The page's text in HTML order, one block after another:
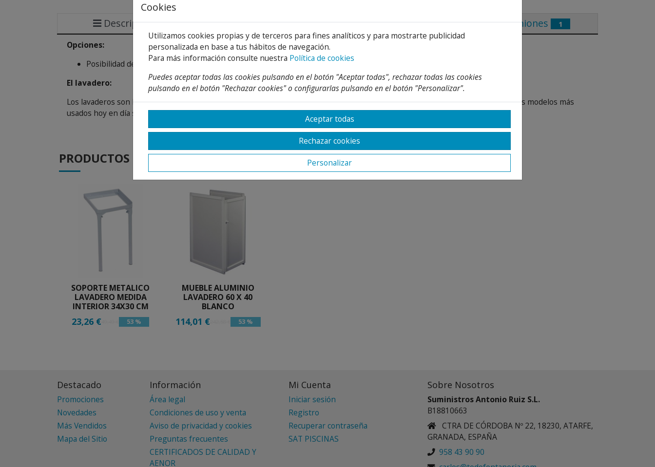
Descripción Detalles Adjuntos Opiniones 1
Opciones:
Posibilidad de incluir el soporte o mueble a conjunto.
El lavadero:
Los lavaderos son las piezas que comúnmente se emplean para limpiar la ropa y ejecutar otras labores de limpieza del hogar. Los modelos más
usados hoy en día son los que ocupan poco sitio.
PRODUCTOS DE LA MISMA CATEGORIA
SOPORTE METALICO
LAVADERO MEDIDA
INTERIOR 34X30 CM
23,26 € 53 %
MUEBLE ALUMINIO
LAVADERO 60 X 40
BLANCO
114,01 € 53 %
Destacado
Promociones
Novedades
Más Vendidos
Mapa del Sitio
Información
Área legal
Condiciones de uso y venta
Aviso de privacidad y cookies
Preguntas frecuentes
CERTIFICADOS DE CALIDAD Y
AENOR
Mi Cuenta
Iniciar sesión
Registro
Recuperar contraseña
SAT PISCINAS
Sobre Nosotros
Suministros Antonio Ruiz S.L.
B18810663
CTRA DE CÓRDOBA Nº 22, 18230, ATARFE,
GRANADA, ESPAÑA
958 43 90 90
Cookies
Utilizamos cookies propias y de terceros para fines analíticos y para mostrarte publicidad
personalizada en base a tus hábitos de navegación.
Para más información consulte nuestra Política de cookies
Puedes aceptar todas las cookies pulsando en el botón "Aceptar todas", rechazar todas las cookies
pulsando en el botón "Rechazar cookies" o configurarlas pulsando en el botón "Personalizar".
Aceptar todas
Rechazar cookies
Personalizar